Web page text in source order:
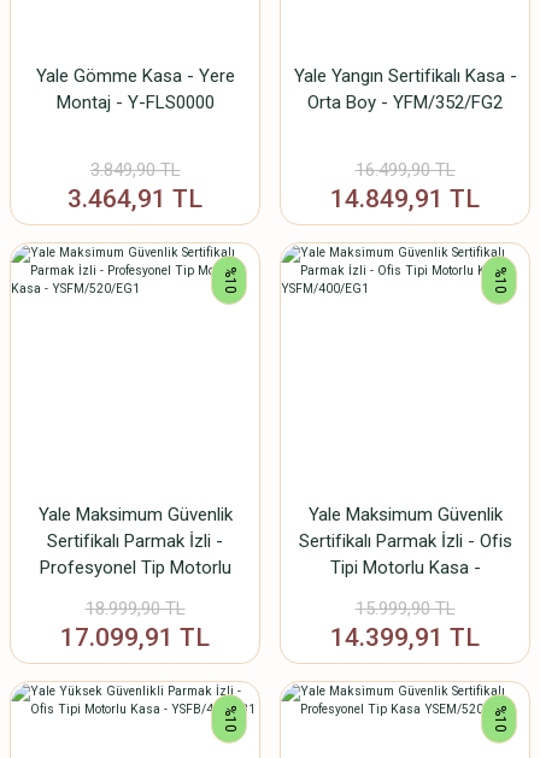
Yale Gömme Kasa - Yere
Montaj - Y-FLS0000
3.849,90 TL
3.464,91 TL
Yale Yangın Sertifikalı Kasa -
Orta Boy - YFM/352/FG2
16.499,90 TL
14.849,91 TL
%10
Yale Maksimum Güvenlik
Sertifikalı Parmak İzli -
Profesyonel Tip Motorlu
18.999,90 TL
17.099,91 TL
%10
Yale Maksimum Güvenlik
Sertifikalı Parmak İzli - Ofis
Tipi Motorlu Kasa -
15.999,90 TL
14.399,91 TL
%10 %10